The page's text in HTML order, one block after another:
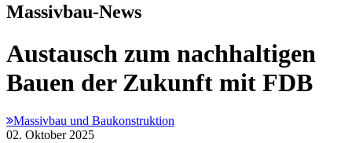
Massivbau-News
Austausch zum nachhaltigen
Bauen der Zukunft mit FDB
Massivbau und Baukonstruktion
02. Oktober 2025